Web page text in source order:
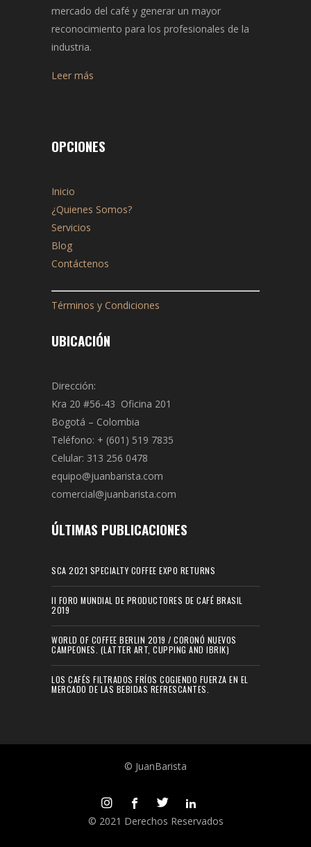
mercado del café y generar un mayor
reconocimiento para los profesionales de la
industria.
Leer más
OPCIONES
Inicio
¿Quienes Somos?
Servicios
Blog
Contáctenos
Términos y Condiciones
UBICACIÓN
Dirección:
Kra 20 #56-43 Oficina 201
Bogotá – Colombia
Teléfono: + (601) 519 7835
Celular: 313 256 0478
equipo@juanbarista.com
comercial@juanbarista.com
ÚLTIMAS PUBLICACIONES
SCA 2021 SPECIALTY COFFEE EXPO RETURNS
II FORO MUNDIAL DE PRODUCTORES DE CAFÉ BRASIL
2019
WORLD OF COFFEE BERLIN 2019 / CORONÓ NUEVOS
CAMPEONES. (LATTER ART, CUPPING AND IBRIK)
LOS CAFÉS FILTRADOS FRÍOS COGIENDO FUERZA EN EL
MERCADO DE LAS BEBIDAS REFRESCANTES.
© JuanBarista
© 2021 Derechos Reservados